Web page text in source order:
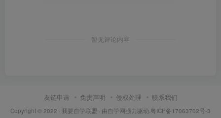
暂无评论内容
友链申请 免责声明 侵权处理 联系我们
Copyright © 2022 · 我要自学联盟 · 由自学网强力驱动. 粤ICP备17063702号-3